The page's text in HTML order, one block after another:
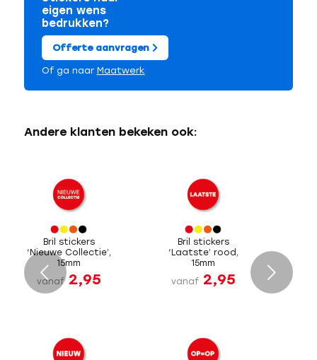
eigen wens
bedrukken?
Offerte aanvragen
Of ga naar Maatwerk
Andere klanten bekeken ook:
Bril stickers
‘Nieuwe Collectie’,
15mm
vanaf 2,95
Bril stickers
‘Laatste’ rood,
15mm
vanaf 2,95